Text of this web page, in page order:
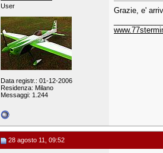
User
Data registr.: 01-12-2006
Residenza: Milano
Messaggi: 1.244
Grazie, e'
28 agosto 11, 09:52